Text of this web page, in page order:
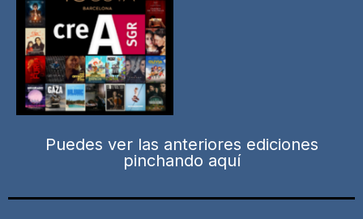
Puedes ver las anteriores ediciones
pinchando aquí